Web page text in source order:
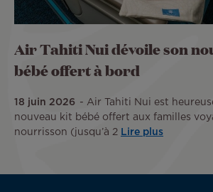
Air Tahiti Nui dévoile son
bébé offert à bord
18 juin 2026
Air Tahiti Nui est
nouveau kit bébé offert aux familles
nourrisson (jusqu’à 2 Lire plus